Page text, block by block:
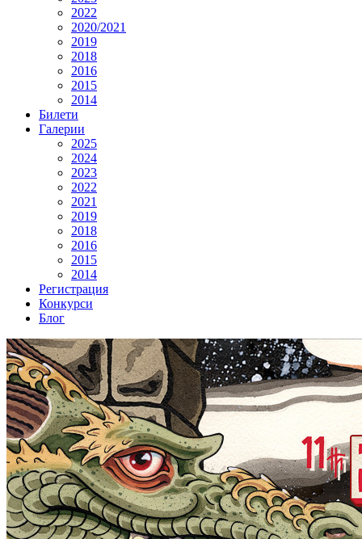
2022
2020/2021
2019
2018
2016
2015
2014
Билети
Галерии
2025
2024
2023
2022
2021
2019
2018
2016
2015
2014
Регистрация
Конкурси
Блог